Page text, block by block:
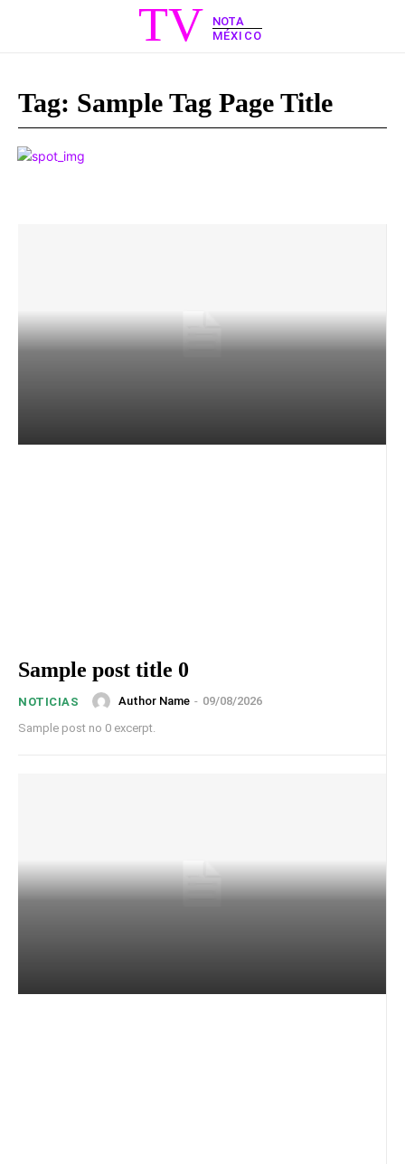
TV
NOTA
MÉXICO
Tag: Sample Tag Page Title
Sample post title 0
NOTICIAS Author Name - 09/08/2026
Sample post no 0 excerpt.